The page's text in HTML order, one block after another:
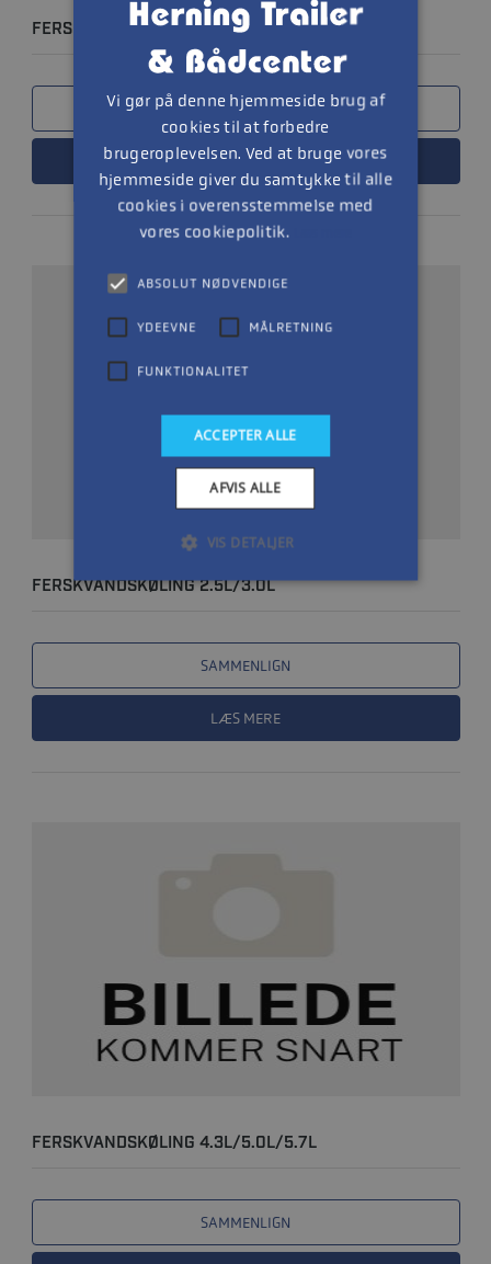
FERSKVANDSKØLING 7.4L/8.2L
SAMMENLIGN
LÆS MERE
FERSKVANDSKØLING 2.5L/3.0L
SAMMENLIGN
LÆS MERE
FERSKVANDSKØLING 4.3L/5.0L/5.7L
SAMMENLIGN
Vi gør på denne hjemmeside brug af
cookies til at forbedre
brugeroplevelsen. Ved at bruge vores
hjemmeside giver du samtykke til alle
cookies i overensstemmelse med
vores cookiepolitik.
ABSOLUT NØDVENDIGE
YDEEVNE MÅLRETNING
FUNKTIONALITET
ACCEPTER ALLE
AFVIS ALLE
VIS DETALJER